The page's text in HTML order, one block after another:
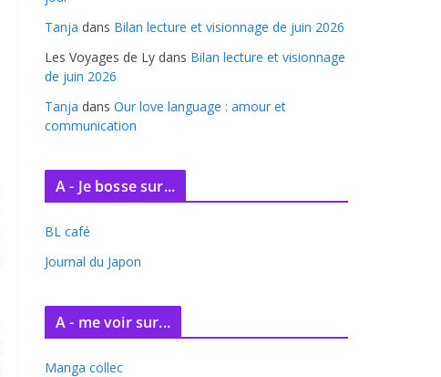
Tanja dans Bilan lecture et visionnage de juin 2026
Les Voyages de Ly dans Bilan lecture et visionnage
de juin 2026
Tanja dans Our love language : amour et
communication
A - Je bosse sur...
BL café
Journal du Japon
A - me voir sur...
Manga collec